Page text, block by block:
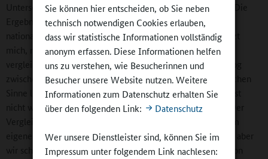
Sie können hier entscheiden, ob Sie neben
technisch notwendigen Cookies erlauben,
dass wir statistische Informationen vollständig
anonym erfassen. Diese Informationen helfen
uns zu verstehen, wie Besucherinnen und
Besucher unsere Website nutzen. Weitere
Informationen zum Datenschutz erhalten Sie
über den folgenden Link:
Datenschutz
Wer unsere Dienstleister sind, können Sie im
Impressum unter folgendem Link nachlesen:
Unterschiede gibt, aber auch einige gemeinsame Themen. Die
Ergebnisse unserer Forschungen sind über die differenten
nationalen Kontexte hinweg bemerkenswert ähnlich. Es reizt
mich, mich mit solchen Gegenständen zu beschäftigen, die
vergleichende Perspektive ist wichtig, weil man einen Dialog
zwischen unterschiedlichen Perspektiven führt. Im eigentlichen
Sinne lernt man aus der Differenz. Man begreift: Das Land ist
nicht wie meines, also kann ich es nicht einfach kopieren. Der
Vergleich ermöglicht ein tieferes Verständnis für das, was im
eigenen Land passiert. In England schauen wir auf die USA, aber
wir schauen nie auf die meisten europäischen Länder, um von